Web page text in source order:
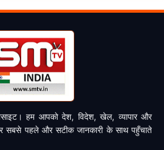
हम आपको देश, विदेश, खेल, व्यापार और
सबसे पहले और सटीक जानकारी के साथ पहुँचाते